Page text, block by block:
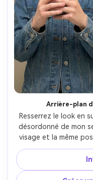
Arrière-plan
Resserrez le look en
désordonné de mon
visage et la même
les mêmes détails
les reflets d'origine
les cheveux volants